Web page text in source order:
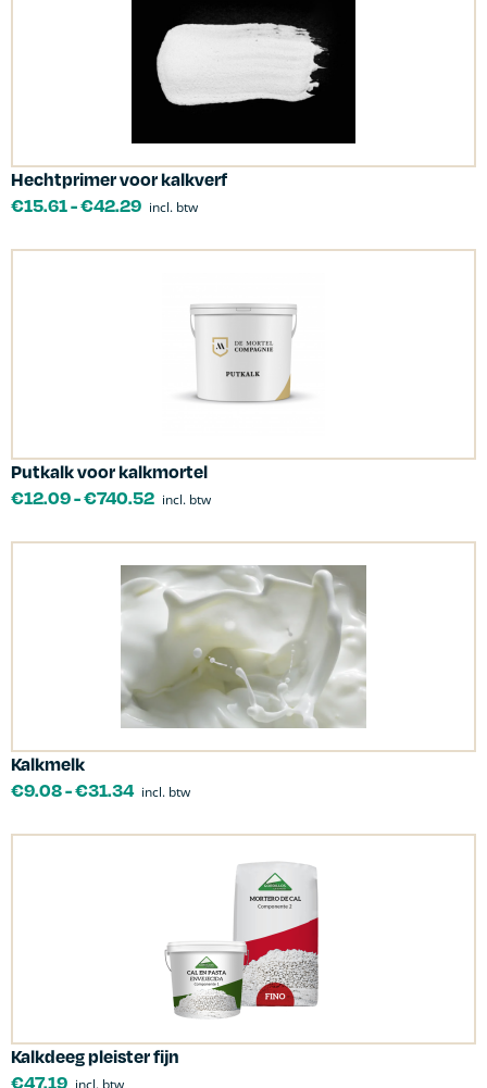
Hechtprimer voor kalkverf
€15.61-€42.29 incl. btw
Putkalk voor kalkmortel
€12.09-€740.52 incl. btw
Kalkmelk
€9.08-€31.34 incl. btw
Kalkdeeg pleister fijn
€47.19 incl. btw